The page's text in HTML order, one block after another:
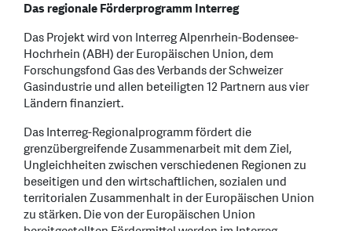
Das regionale Förderprogramm Interreg
Das Projekt wird von Interreg Alpenrhein-Bodensee-
Hochrhein (ABH) der Europäischen Union, dem
Forschungsfond Gas des Verbands der Schweizer
Gasindustrie und allen beteiligten 12 Partnern aus vier
Ländern finanziert.
Das Interreg-Regionalprogramm fördert die
grenzübergreifende Zusammenarbeit mit dem Ziel,
Ungleichheiten zwischen verschiedenen Regionen zu
beseitigen und den wirtschaftlichen, sozialen und
territorialen Zusammenhalt in der Europäischen Union
zu stärken. Die von der Europäischen Union